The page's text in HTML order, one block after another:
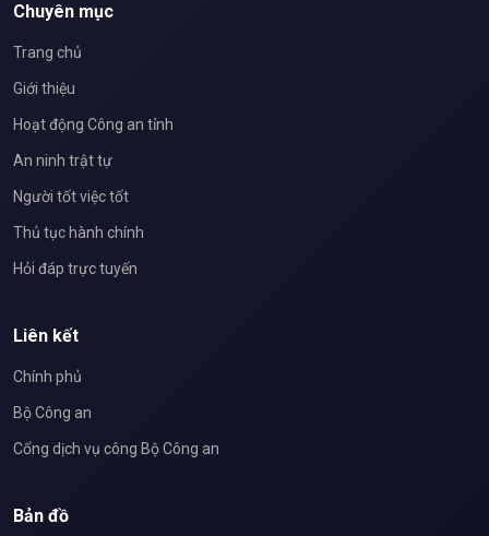
Chuyên mục
Trang chủ
Giới thiệu
Hoạt động Công an tỉnh
An ninh trật tự
Người tốt việc tốt
Thủ tục hành chính
Hỏi đáp trực tuyến
Liên kết
Chính phủ
Bộ Công an
Cổng dịch vụ công Bộ Công an
Bản đồ